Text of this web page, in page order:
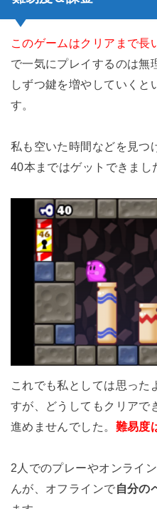
このゲームはクリアまで長
で一気にプレイするのは無
しずつ鍵を増やしていくと
す。
私も空いた時間などを見つ
40本まではゲットできまし
これでも私としては思った
すが、どうしてもクリアで
進めませんでした。 難易度
2人でのプレーやオンライ
んが、オフラインで自分の